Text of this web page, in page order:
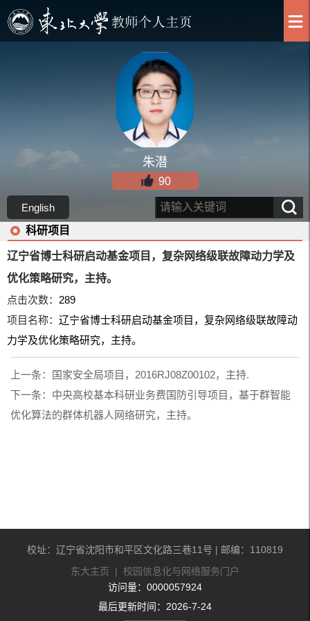
朱潜
90
English
科研项目
辽宁省博士科研启动基金项目，复杂网络级联故障动力学及
优化策略研究，主持。
点击次数： 289
项目名称：辽宁省博士科研启动基金项目，复杂网络级联故障动
力学及优化策略研究，主持。
上一条：
国家安全局项目，2016RJ08Z00102，主持.
下一条： 中央高校基本科研业务费国防引导项目，基于群智能
优化算法的群体机器人网络研究，主持。
校址：辽宁省沈阳市和平区文化路三巷11号 | 邮编：110819
东大主页 | 校园信息化与网络服务门户
访问量： 0000057924
最后更新时间： 2026-7-24